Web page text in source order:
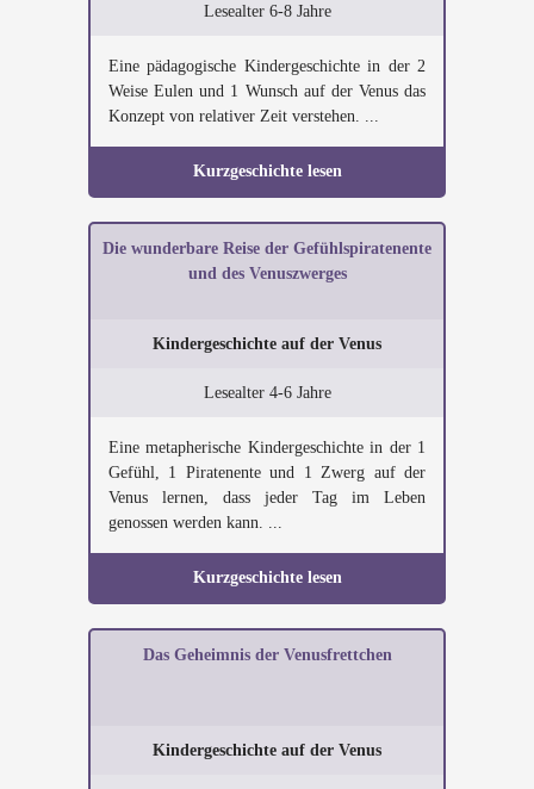
Lesealter 6-8 Jahre
Eine pädagogische Kindergeschichte in der 2
Weise Eulen und 1 Wunsch auf der Venus das
Konzept von relativer Zeit verstehen. ...
Kurzgeschichte lesen
Die wunderbare Reise der Gefühlspiratenente
und des Venuszwerges
Kindergeschichte auf der Venus
Lesealter 4-6 Jahre
Eine metapherische Kindergeschichte in der 1
Gefühl, 1 Piratenente und 1 Zwerg auf der
Venus lernen, dass jeder Tag im Leben
genossen werden kann. ...
Kurzgeschichte lesen
Das Geheimnis der Venusfrettchen
Kindergeschichte auf der Venus